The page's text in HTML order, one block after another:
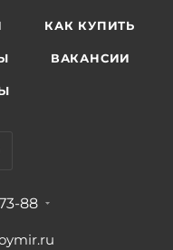
КАК КУПИТЬ
ВАКАНСИИ
88